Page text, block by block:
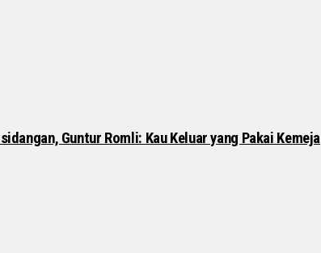
Guntur Romli: Kau Keluar yang Pakai Kemeja